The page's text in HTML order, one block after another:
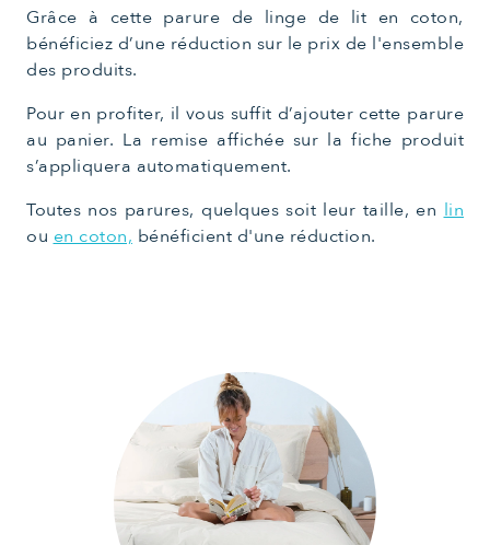
Grâce à cette parure de linge de lit en coton,
bénéficiez d’une réduction sur le prix de l'ensemble
des produits.
Pour en profiter, il vous suffit d’ajouter cette parure
au panier. La remise affichée sur la fiche produit
s’appliquera automatiquement.
Toutes nos parures, quelques soit leur taille, enlin
ouen coton, bénéficient d'une réduction.